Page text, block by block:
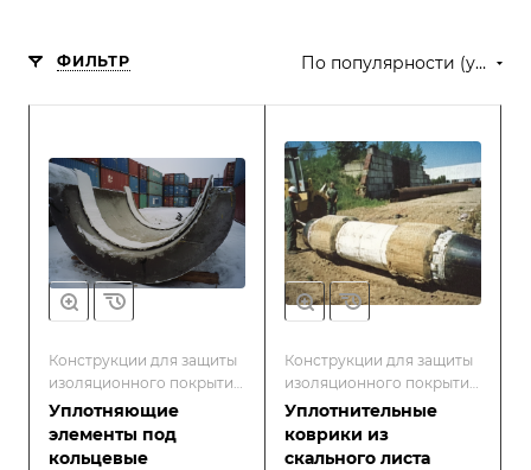
ФИЛЬТР По популярности (убывание)
Конструкции для защиты
изоляционного покрытия
труб
Уплотняющие
элементы под
кольцевые
Конструкции для защиты
изоляционного покрытия
труб
Уплотнительные
коврики из
скального листа